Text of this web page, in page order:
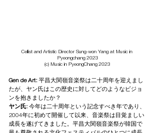
Cellist and Artistic Director Sung-won Yang at Music in
Pyeongchang 2023
(c) Music in PyeongChang 2023
Gen de Art: 平昌大関嶺音楽祭は二十周年を迎えまし
たが、ヤン氏はこの歴史に対してどのようなビジョ
ンを抱きましたか？
ヤン氏: 今年は二十周年という記念すべき年であり、
2004年に初めて開催して以来、音楽祭は目覚ましい
成長を遂げてきました。平昌大関嶺音楽祭が韓国で